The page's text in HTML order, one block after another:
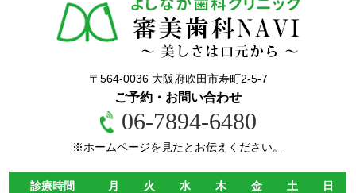
〒564-0036 大阪府吹田市寿町2-5-7
ご予約・お問い合わせ
06-7894-6480
※ホームページを見たとお伝えください。
診療時間 月 火 水 木 金 土 日